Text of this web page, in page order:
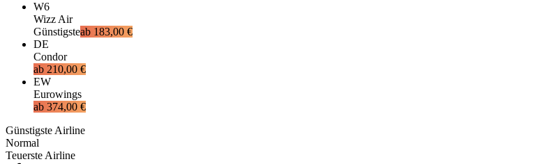
W6
Wizz Air
Günstigsteab 183,00 €
DE
Condor
ab 210,00 €
EW
Eurowings
ab 374,00 €
Günstigste Airline
Normal
Teuerste Airline